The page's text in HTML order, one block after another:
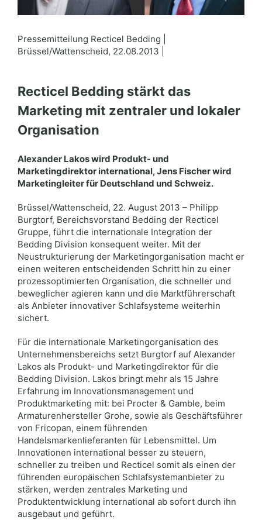
Pressemitteilung Recticel Bedding |
Brüssel/Wattenscheid, 22.08.2013 |
Recticel Bedding stärkt das
Marketing mit zentraler und lokaler
Organisation
Alexander Lakos wird Produkt- und
Marketingdirektor international, Jens Fischer wird
Marketingleiter für Deutschland und Schweiz.
Brüssel/Wattenscheid, 22. August 2013 – Philipp
Burgtorf, Bereichsvorstand Bedding der Recticel
Gruppe, führt die internationale Integration der
Bedding Division konsequent weiter. Mit der
Neustrukturierung der Marketingorganisation macht er
einen weiteren entscheidenden Schritt hin zu einer
prozessoptimierten Organisation, die schneller und
beweglicher agieren kann und die Marktführerschaft
als Anbieter innovativer Schlafsysteme weiterhin
sichert.
Für die internationale Marketingorganisation des
Unternehmensbereichs setzt Burgtorf auf Alexander
Lakos als Produkt- und Marketingdirektor für die
Bedding Division. Lakos bringt mehr als 15 Jahre
Erfahrung im Innovationsmanagement und
Produktmarketing mit: bei Procter & Gamble, beim
Armaturenhersteller Grohe, sowie als Geschäftsführer
von Fricopan, einem führenden
Handelsmarkenlieferanten für Lebensmittel. Um
Innovationen international besser zu steuern,
schneller zu treiben und Recticel somit als einen der
führenden europäischen Schlafsystemanbieter zu
stärken, werden zentrales Marketing und
Produktentwicklung international ab sofort durch ihn
ausgebaut und geführt.